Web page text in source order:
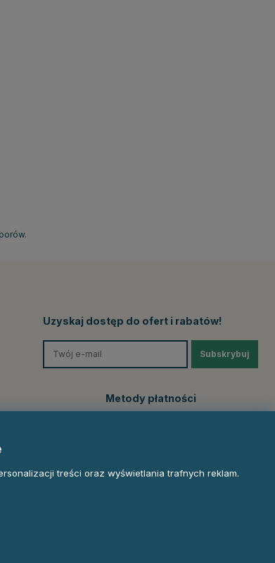
Uzyskaj dostęp do ofert i rabatów!
Subskrybuj
Metody płatności
treści oraz wyświetlania trafnych reklam.